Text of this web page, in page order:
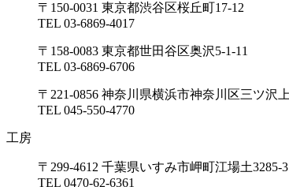
〒150-0031 東京都渋谷区桜丘町17-12
TEL 03-6869-4017
〒158-0083 東京都世田谷区奥沢5-1-11
TEL 03-6869-6706
〒221-0856 神奈川県横浜市神奈川区三ツ沢
TEL 045-550-4770
工房
〒299-4612 千葉県いすみ市岬町江場土3285-3
TEL 0470-62-6361